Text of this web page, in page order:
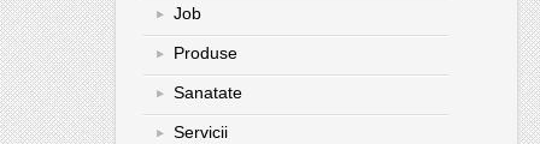
Job
Produse
Sanatate
Servicii